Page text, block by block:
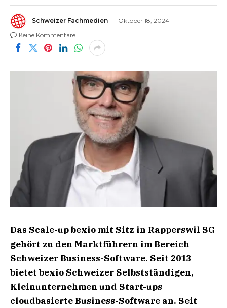
Schweizer Fachmedien
Oktober 18, 2024
Keine Kommentare
Das Scale-up bexio mit Sitz in Rapperswil SG
gehört zu den Marktführern im Bereich
Schweizer Business-Software. Seit 2013
bietet bexio Schweizer Selbstständigen,
Kleinunternehmen und Start-ups
cloudbasierte Business-Software an. Seit